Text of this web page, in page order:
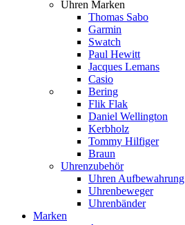
Uhren Marken
Thomas Sabo
Garmin
Swatch
Paul Hewitt
Jacques Lemans
Casio
Bering
Flik Flak
Daniel Wellington
Kerbholz
Tommy Hilfiger
Braun
Uhrenzubehör
Uhren Aufbewahrung
Uhrenbeweger
Uhrenbänder
Marken